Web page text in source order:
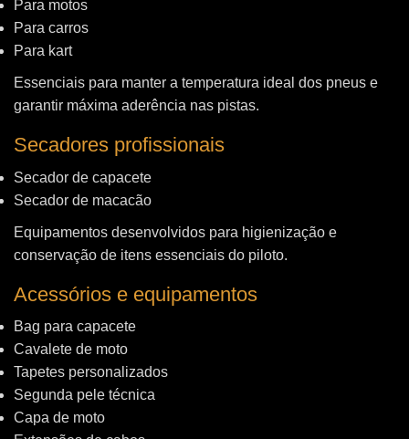
Para motos
Para carros
Para kart
Essenciais para manter a temperatura ideal dos pneus e
garantir máxima aderência nas pistas.
Secadores profissionais
Secador de capacete
Secador de macacão
Equipamentos desenvolvidos para higienização e
conservação de itens essenciais do piloto.
Acessórios e equipamentos
Bag para capacete
Cavalete de moto
Tapetes personalizados
Segunda pele técnica
Capa de moto